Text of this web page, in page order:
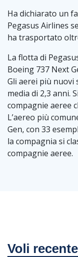
Ha dichiarato un
Pegasus Airlines
ha trasportato
La flotta di
Boeing 737 Next
Gli aerei più nuovi
media di 2,3 anni.
compagnie aeree
L’aereo più
Gen, con 33
la compagnia si
compagnie aeree.
Voli